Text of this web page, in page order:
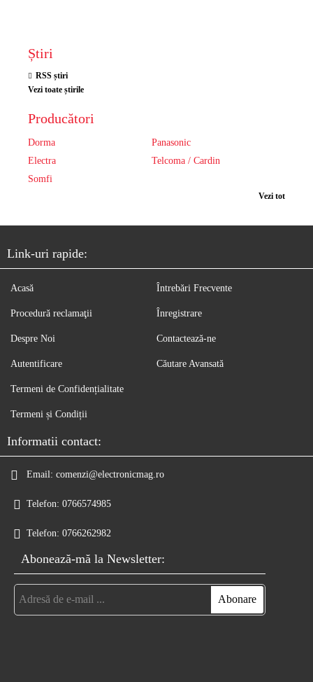
Știri
RSS știri
Vezi toate știrile
Producători
Dorma
Panasonic
Electra
Telcoma / Cardin
Somfi
Vezi tot
Link-uri rapide:
Acasă
Procedură reclamaţii
Despre Noi
Autentificare
Întrebări Frecvente
Înregistrare
Contactează-ne
Căutare Avansată
Termeni de Confidențialitate
Termeni și Condiții
Informatii contact:
Email: comenzi@electronicmag.ro
Telefon: 0766574985
Telefon: 0766262982
Abonează-mă la Newsletter: